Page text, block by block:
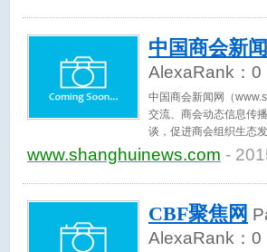
中国商会新
AlexaRank： 0
中国商会新闻网（
交流、商会动态信息传
谈，促进商会组织生态
展、市场营销、企业新
持
www.shanghuinews.com -
CBF聚焦网
AlexaRank： 0